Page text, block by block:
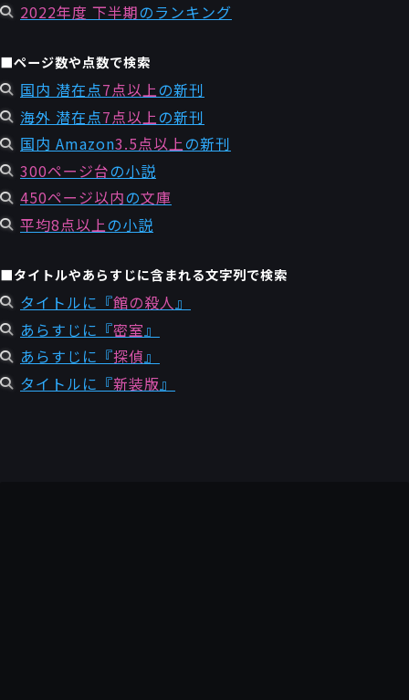
2022年度 下半期のランキング
■ページ数や点数で検索
国内 潜在点7点以上の新刊
海外 潜在点7点以上の新刊
国内 Amazon3.5点以上の新刊
300ページ台の小説
450ページ以内の文庫
平均8点以上の小説
■タイトルやあらすじに含まれる文字列で検索
タイトルに『館の殺人』
あらすじに『密室 』
あらすじに『探偵』
タイトルに『新装版』